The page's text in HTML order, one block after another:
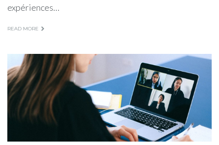
expériences…
READ MORE